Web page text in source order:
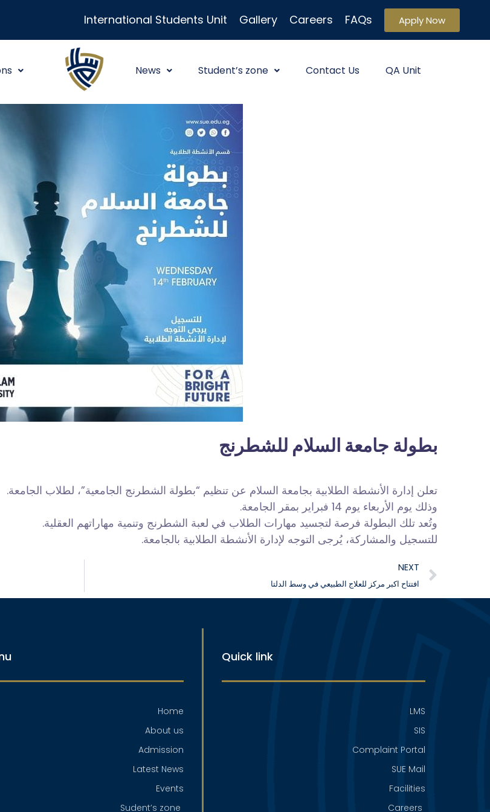
International Students Unit Gallery Careers FAQs Apply Now
News Student’s zone Contact Us QA Unit
بطولة جامعة السلام للشطرنج
تعلن إدارة الأنشطة الطلابية بجامعة السلام عن تنظيم “بطولة الشطرنج الجامعية”، لطلاب الجامعة.
وذلك يوم الأربعاء يوم 14 فبراير بمقر الجامعة.
وتُعد تلك البطولة فرصة لتجسيد مهارات الطلاب في لعبة الشطرنج وتنمية مهاراتهم العقلية.
للتسجيل والمشاركة، يُرجى التوجه لإدارة الأنشطة الطلابية بالجامعة.
NEXT
افتتاح اكبر مركز للعلاج الطبيعي في وسط الدلتا
Home
About us
Admission
Latest News
Events
Sudent’s zone
Quick link
LMS
SIS
Complaint Portal
SUE Mail
Facilities
Careers